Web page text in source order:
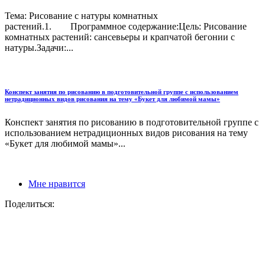
Тема: Рисование с натуры комнатных
растений.1. Программное содержание:Цель: Рисование
комнатных растений: сансевьеры и крапчатой бегонии с
натуры.Задачи:...
Конспект занятия по рисованию в подготовительной группе с использованием
нетрадиционных видов рисования на тему «Букет для любимой мамы»
Конспект занятия по рисованию в подготовительной группе с
использованием нетрадиционных видов рисования на тему
«Букет для любимой мамы»...
Мне нравится
Поделиться: